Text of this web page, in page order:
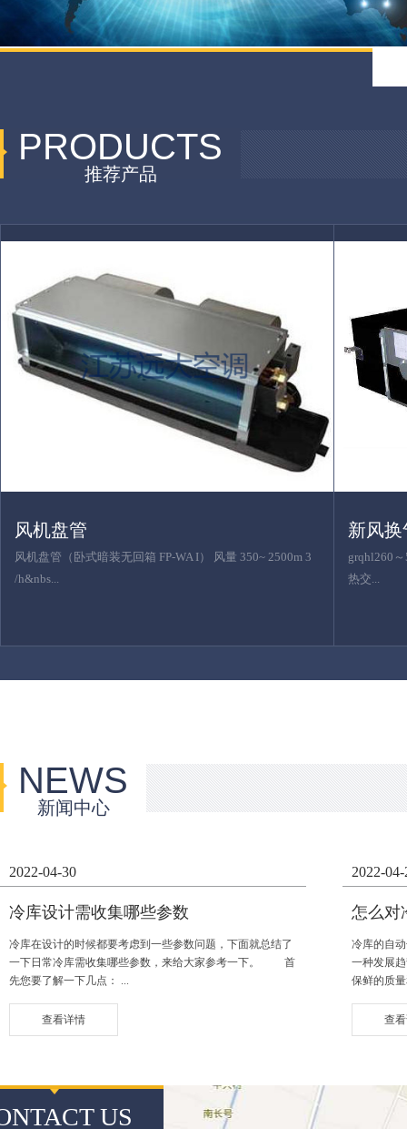
PRODUCTS
推荐产品
风机盘管
风机盘管（卧式暗装无回箱 FP-WA I） 风量 350~ 2500m 3
/h&nbs...
新风换
grqhl260
热交...
NEWS
新闻中心
2022-04-30
冷库设计需收集哪些参数
冷库在设计的时候都要考虑到一些参数问题，下面就总结了
一下日常冷库需收集哪些参数，来给大家参考一下。 首
先您要了解一下几点： ...
查看详情
2022-04-
怎么对
冷库的自
一种发展
保鲜的质
查
US